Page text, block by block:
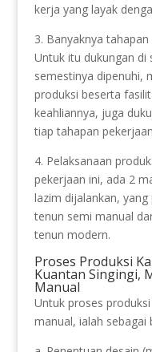
kerja yang layak
3. Banyaknya
Untuk itu dukungan di
semestinya dipenuhi,
produksi beserta
keahliannya, juga
tiap tahapan
4. Pelaksanaan
pekerjaan ini, ada 2
lazim dijalankan,
tenun semi manual
tenun modern.
Proses Produksi
Kuantan Singingi,
Manual
Untuk proses
manual, ialah sebagai